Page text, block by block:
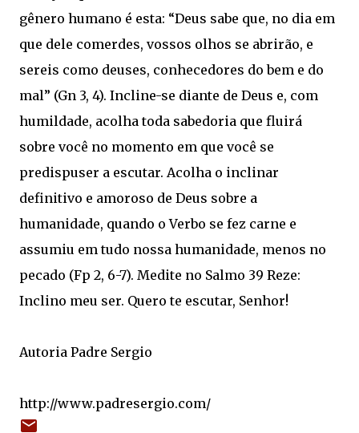
gênero humano é esta: “Deus sabe que, no dia em
que dele comerdes, vossos olhos se abrirão, e
sereis como deuses, conhecedores do bem e do
mal” (Gn 3, 4). Incline-se diante de Deus e, com
humildade, acolha toda sabedoria que fluirá
sobre você no momento em que você se
predispuser a escutar. Acolha o inclinar
definitivo e amoroso de Deus sobre a
humanidade, quando o Verbo se fez carne e
assumiu em tudo nossa humanidade, menos no
pecado (Fp 2, 6-7). Medite no Salmo 39 Reze:
Inclino meu ser. Quero te escutar, Senhor!
Autoria Padre Sergio
http://www.padresergio.com/